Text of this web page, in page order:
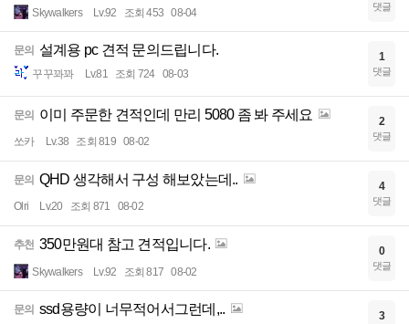
Skywalkers Lv.92 조회 453 08-04 댓글
문의 설계용 pc 견적 문의드립니다.
꾸꾸꽈꽈 Lv.81 조회 724 08-03
1
댓글
문의 이미 주문한 견적인데 만리 5080 좀 봐 주세요
쏘카 Lv.38 조회 819 08-02
2
댓글
문의 QHD 생각해서 구성 해보았는데..
Olri Lv.20 조회 871 08-02
4
댓글
추천 350만원대 참고 견적입니다.
Skywalkers Lv.92 조회 817 08-02
0
댓글
문의 ssd용량이 너무적어서그런데,.. 3